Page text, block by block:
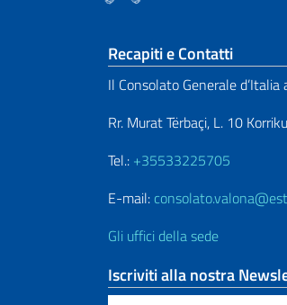
Sezione
Recapiti e Contatti
Il Consolato Generale d’Italia
Rr. Murat Tërbaçi, L. 10
Tel.: +35533225705
E-mail:
Gli uffici della sede
Iscriviti alla nostra